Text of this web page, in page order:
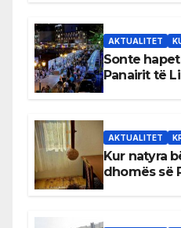
AKTUALITET
Sonte
Panairit të
AKTUALITET
Kur natyra
dhomës së